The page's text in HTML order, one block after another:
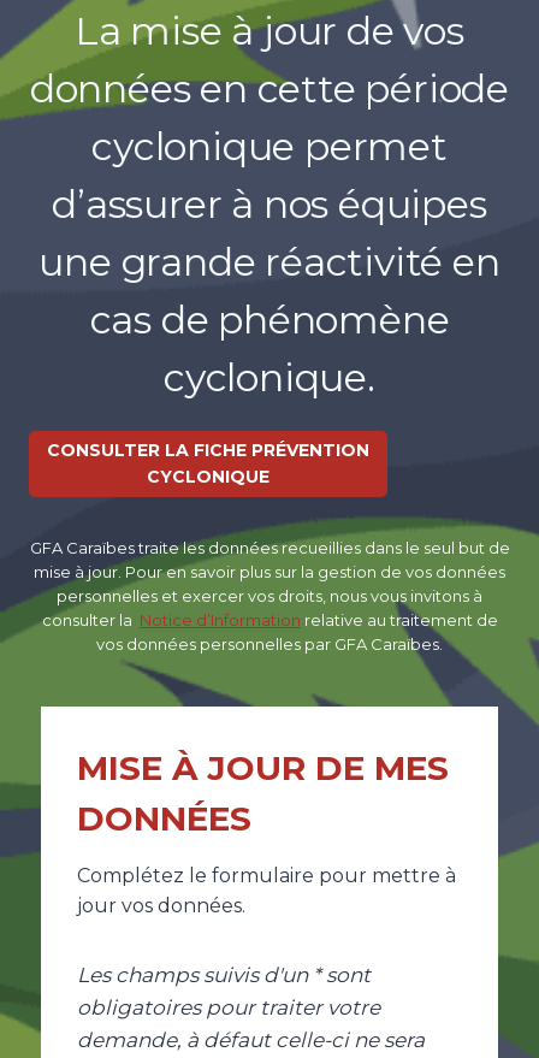
La mise à jour de vos
données en cette période
cyclonique permet
d’assurer à nos équipes
une grande réactivité en
cas de phénomène
cyclonique.
CONSULTER LA FICHE PRÉVENTION
CYCLONIQUE
GFA Caraïbes traite les données recueillies dans le seul but de
mise à jour. Pour en savoir plus sur la gestion de vos données
personnelles et exercer vos droits, nous vous invitons à
consulter la Notice d’Information relative au traitement de
vos données personnelles par GFA Caraïbes.
MISE À JOUR DE MES
DONNÉES
Complétez le formulaire pour mettre à
jour vos données.
Les champs suivis d'un * sont
obligatoires pour traiter votre
demande, à défaut celle-ci ne sera